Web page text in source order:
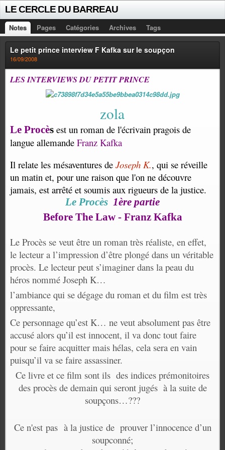
LE CERCLE DU BARREAU
Notes Pages Catégories Archives Tags
Le petit prince interview F Kafka sur le soupçon
16/09/2008
LES INTERVIEWS DU PETIT PRINCE
zola
Le Procès est un roman de l'écrivain pragois de
langue allemande Franz Kafka
Il relate les mésaventures de Joseph K., qui se réveille
un matin et, pour une raison que l'on ne découvre
jamais, est arrêté et soumis aux rigueurs de la justice.
Le Procès 1ère partie
Before The Law - Franz Kafka
Le Procès se veut être un roman très réaliste, en effet,
le lecteur a l’impression d’être plongé dans un véritable
procès. Le lecteur peut s’imaginer dans la peau du
héros nommé Joseph K…
l’ambiance qui se dégage du roman et du film est très
oppressante,
Ce personnage qu’est K… ne veut absolument pas être
accusé alors qu’il est innocent, il va donc tout faire
pour se faire acquitter mais hélas, cela sera en vain
puisqu’il va se faire assassiner.
Ce livre et ce film sont ils des indices prémonitoires
des procès de demain qui seront jugés à la suite de
soupçons…???
Ce n'est pas à la justice de prouver l’innocence d’un
soupconné;